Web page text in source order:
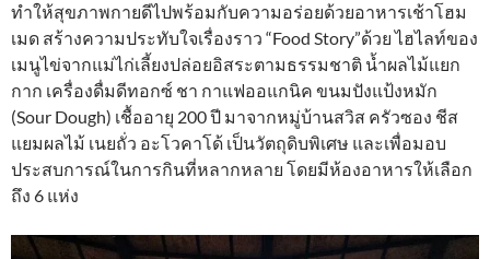
ทำให้สุขภาพกายดีไปพร้อมกับความอร่อยด้วยอาหารเช้าโฮม
เมด สร้างความประทับใจเรื่องราว “Food Story”ด้วย ไฮไลท์ของ
เมนูไข่จากแม่ไก่เลี้ยงปล่อยอิสระตามธรรมชาติ น้ำผลไม้แยก
กาก เครื่องดื่มดีทอกซ์ ชา กาแฟออแกนิค ขนมปังแป้งหมัก
(Sour Dough) เชื้ออายุ 200 ปี มาจากหมู่บ้านสวิส ครัวซอง ชีส
แยมผลไม้ เนยถั่ว อะโวคาโด้ เป็นวัตถุดิบพิเศษ และเพื่อมอบ
ประสบการณ์ในการกินที่หลากหลาย โดยมีห้องอาหารให้เลือก
ถึง 6 แห่ง